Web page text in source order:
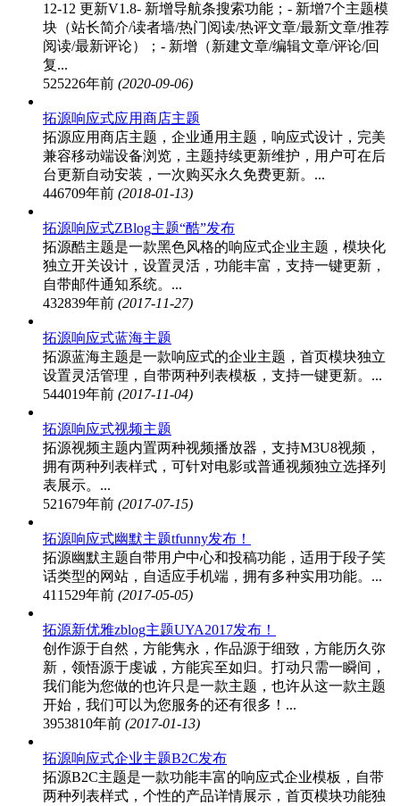
12-12 更新V1.8- 新增导航条搜索功能；- 新增7个主题模
块（站长简介/读者墙/热门阅读/热评文章/最新文章/推荐
阅读/最新评论）；- 新增（新建文章/编辑文章/评论/回
复...
525226年前 (2020-09-06)
拓源响应式应用商店主题
拓源应用商店主题，企业通用主题，响应式设计，完美
兼容移动端设备浏览，主题持续更新维护，用户可在后
台更新自动安装，一次购买永久免费更新。...
446709年前 (2018-01-13)
拓源响应式ZBlog主题“酷”发布
拓源酷主题是一款黑色风格的响应式企业主题，模块化
独立开关设计，设置灵活，功能丰富，支持一键更新，
自带邮件通知系统。...
432839年前 (2017-11-27)
拓源响应式蓝海主题
拓源蓝海主题是一款响应式的企业主题，首页模块独立
设置灵活管理，自带两种列表模板，支持一键更新。...
544019年前 (2017-11-04)
拓源响应式视频主题
拓源视频主题内置两种视频播放器，支持M3U8视频，
拥有两种列表样式，可针对电影或普通视频独立选择列
表展示。...
521679年前 (2017-07-15)
拓源响应式幽默主题tfunny发布！
拓源幽默主题自带用户中心和投稿功能，适用于段子笑
话类型的网站，自适应手机端，拥有多种实用功能。...
411529年前 (2017-05-05)
拓源新优雅zblog主题UYA2017发布！
创作源于自然，方能隽永，作品源于细致，方能历久弥
新，领悟源于虔诚，方能宾至如归。打动只需一瞬间，
我们能为您做的也许只是一款主题，也许从这一款主题
开始，我们可以为您服务的还有很多！...
3953810年前 (2017-01-13)
拓源响应式企业主题B2C发布
拓源B2C主题是一款功能丰富的响应式企业模板，自带
两种列表样式，个性的产品详情展示，首页模块功能独